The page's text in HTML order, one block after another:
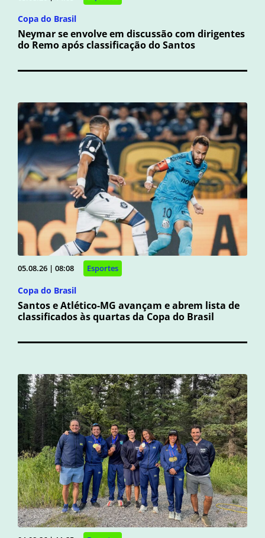
Copa do Brasil
Neymar se envolve em discussão com dirigentes
do Remo após classificação do Santos
05.08.26 | 08:08 Esportes
Copa do Brasil
Santos e Atlético-MG avançam e abrem lista de
classificados às quartas da Copa do Brasil